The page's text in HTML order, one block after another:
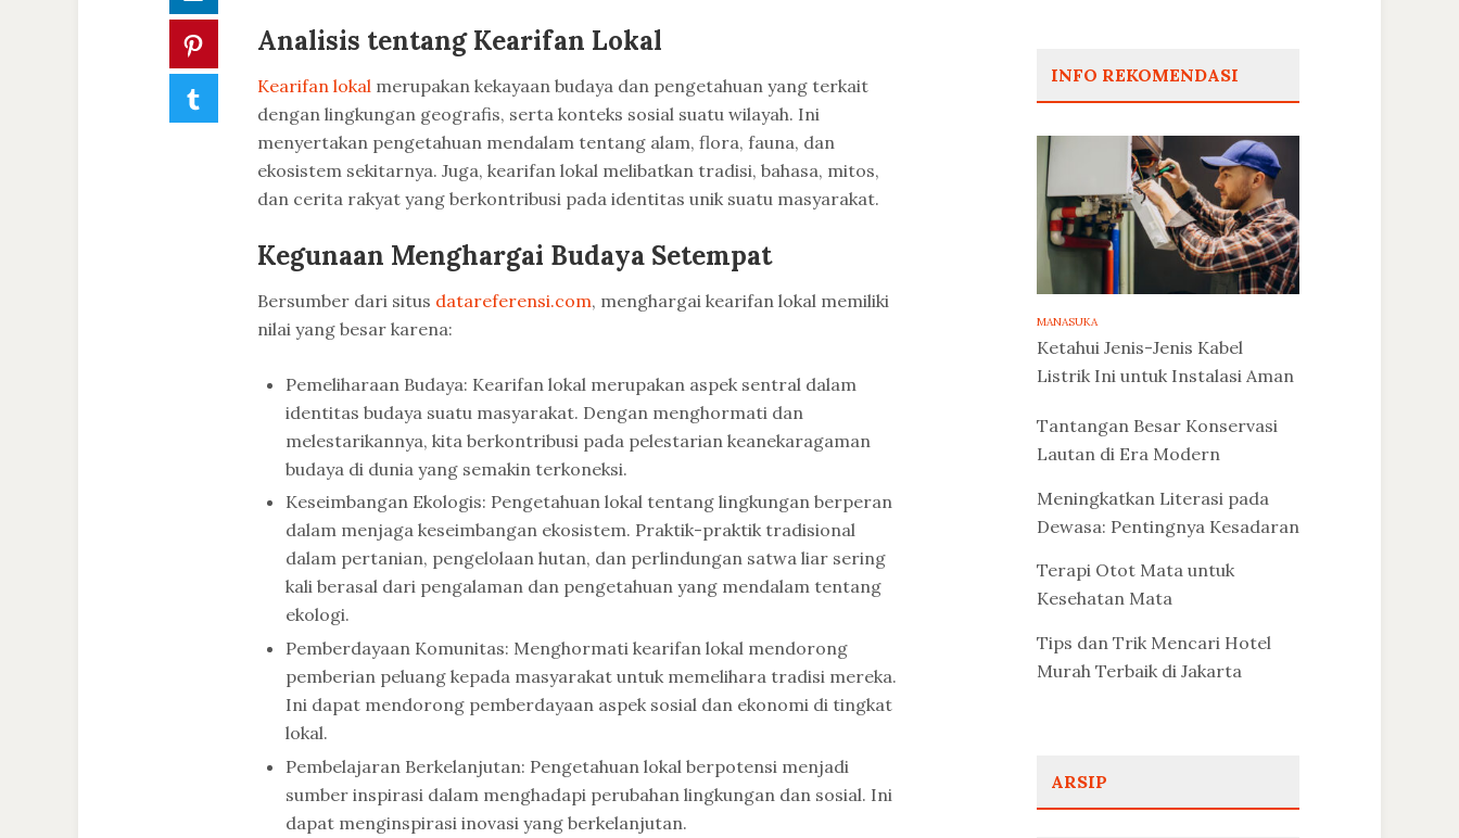
Pinterest
Tumblr
Analisis tentang Kearifan Lokal
Kearifan lokal merupakan kekayaan budaya dan pengetahuan yang terkait
dengan lingkungan geografis, serta konteks sosial suatu wilayah. Ini
menyertakan pengetahuan mendalam tentang alam, flora, fauna, dan
ekosistem sekitarnya. Juga, kearifan lokal melibatkan tradisi, bahasa, mitos,
dan cerita rakyat yang berkontribusi pada identitas unik suatu masyarakat.
Kegunaan Menghargai Budaya Setempat
Bersumber dari situs datareferensi.com, menghargai kearifan lokal memiliki
nilai yang besar karena:
Pemeliharaan Budaya: Kearifan lokal merupakan aspek sentral dalam
identitas budaya suatu masyarakat. Dengan menghormati dan
melestarikannya, kita berkontribusi pada pelestarian keanekaragaman
budaya di dunia yang semakin terkoneksi.
Keseimbangan Ekologis: Pengetahuan lokal tentang lingkungan berperan
dalam menjaga keseimbangan ekosistem. Praktik-praktik tradisional
dalam pertanian, pengelolaan hutan, dan perlindungan satwa liar sering
kali berasal dari pengalaman dan pengetahuan yang mendalam tentang
ekologi.
Pemberdayaan Komunitas: Menghormati kearifan lokal mendorong
pemberian peluang kepada masyarakat untuk memelihara tradisi mereka.
Ini dapat mendorong pemberdayaan aspek sosial dan ekonomi di tingkat
lokal.
Pembelajaran Berkelanjutan: Pengetahuan lokal berpotensi menjadi
sumber inspirasi dalam menghadapi perubahan lingkungan dan sosial. Ini
dapat menginspirasi inovasi yang berkelanjutan.
INFO REKOMENDASI
MANASUKA
Ketahui Jenis-Jenis Kabel
Listrik Ini untuk Instalasi Aman
Tantangan Besar Konservasi
Lautan di Era Modern
Meningkatkan Literasi pada
Dewasa: Pentingnya Kesadaran
Terapi Otot Mata untuk
Kesehatan Mata
Tips dan Trik Mencari Hotel
Murah Terbaik di Jakarta
ARSIP